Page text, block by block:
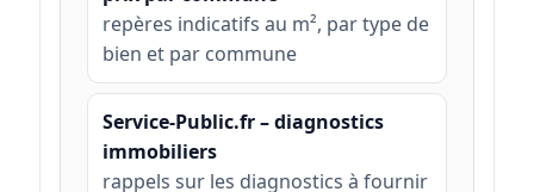
repères indicatifs au m², par type de
bien et par commune
Service-Public.fr – diagnostics
immobiliers
rappels sur les diagnostics à fournir